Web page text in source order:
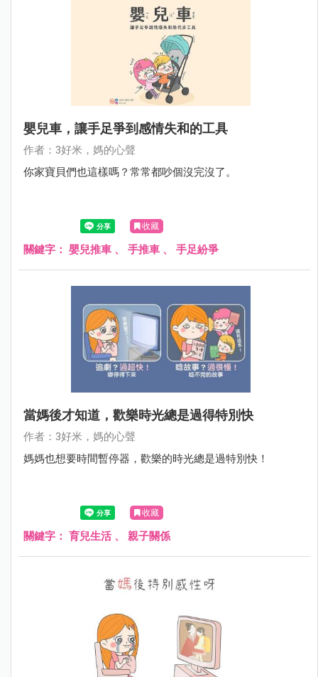
嬰兒車，讓手足爭到感情失和的工具
作者：3好米，媽的心聲
你家寶貝們也這樣嗎？常常都吵個沒完沒了。
收藏
關鍵字： 嬰兒推車 、 手推車 、 手足紛爭
當媽後才知道，歡樂時光總是過得特別快
作者：3好米，媽的心聲
媽媽也想要時間暫停器，歡樂的時光總是過特別快！
收藏
關鍵字： 育兒生活、 親子關係